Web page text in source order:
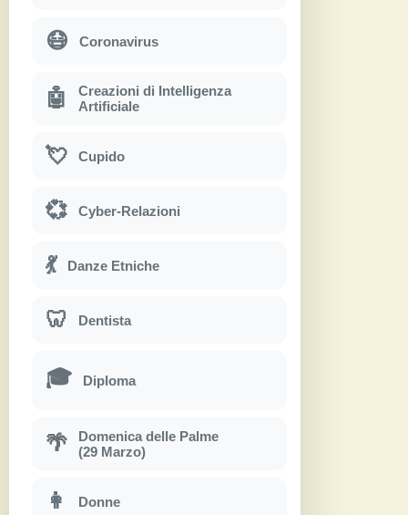
😷 Coronavirus
🤖
Creazioni di Intelligenza
Artificiale
💘 Cupido
💞 Cyber-Relazioni
💃 Danze Etniche
🦷 Dentista
🎓 Diploma
🌴
Domenica delle Palme
(29 Marzo)
👩 Donne